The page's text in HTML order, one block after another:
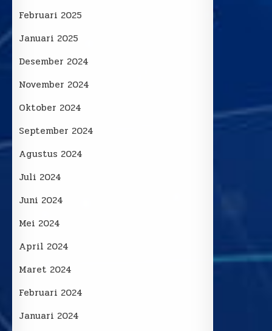
Februari 2025
Januari 2025
Desember 2024
November 2024
Oktober 2024
September 2024
Agustus 2024
Juli 2024
Juni 2024
Mei 2024
April 2024
Maret 2024
Februari 2024
Januari 2024